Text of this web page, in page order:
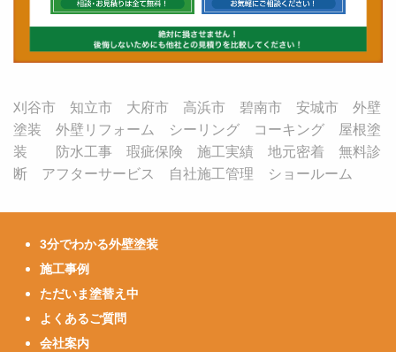
刈谷市 知立市 大府市 高浜市 碧南市 安城市 外壁
塗装 外壁リフォーム シーリング コーキング 屋根塗
装 防水工事 瑕疵保険 施工実績 地元密着 無料診
断 アフターサービス 自社施工管理 ショールーム
3分でわかる外壁塗装
施工事例
ただいま塗替え中
よくあるご質問
会社案内